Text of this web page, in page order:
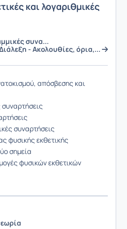
και λογαριθμικές
συνα...
- Ακολουθίες, όρια,...
απόσβεσης και
συναρτήσεις
συναρτήσεις
φυσικής εκθετικής
σημεία
φυσικών εκθετικών